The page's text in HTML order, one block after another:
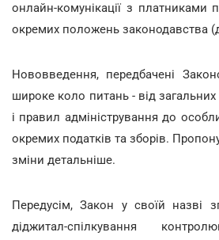
онлайн-комунікації з платниками
окремих положень законодавства
Нововведення, передбачені
широке коло питань - від
і правил адміністрування до
окремих податків та зборів.
зміни детальніше.
Передусім, Закон у своїй назві
діджитал-спілкування